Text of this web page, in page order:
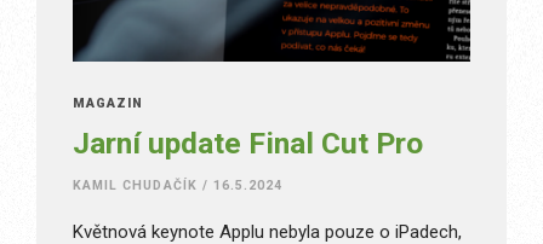
MAGAZÍN
Jarní update Final Cut Pro
KAMIL CHUDAČÍK / 16.5.2024
Květnová keynote Applu nebyla pouze o iPadech,